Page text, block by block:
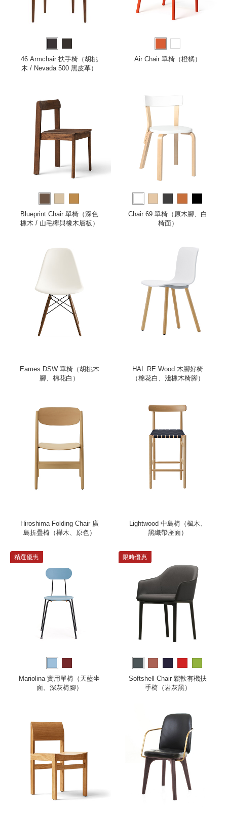
46 Armchair 扶手椅（胡桃
木 / Nevada 500 黑皮革）
Air Chair 單椅（橙橘）
Blueprint Chair 單椅（深色
橡木 / 山毛櫸與橡木層板）
Chair 69 單椅（原木腳、白
椅面）
Eames DSW 單椅（胡桃木
腳、棉花白）
HAL RE Wood 木腳好椅
（棉花白、淺橡木椅腳）
Hiroshima Folding Chair 廣
島折疊椅（櫸木、原色）
Lightwood 中島椅（楓木、
黑織帶座面）
精選優惠
Mariolina 實用單椅（天藍坐
面、深灰椅腳）
限時優惠
Softshell Chair 鬆軟有機扶
手椅（岩灰黑）